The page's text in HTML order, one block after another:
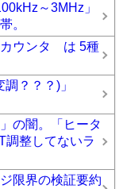
～3MHz」
。
カウンタ は 5種
？？？)」
の闇。「ヒータ
調整してないラ
限界の検証要約